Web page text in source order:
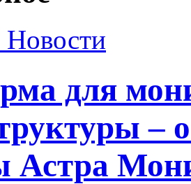
Новости
для
–
Астра